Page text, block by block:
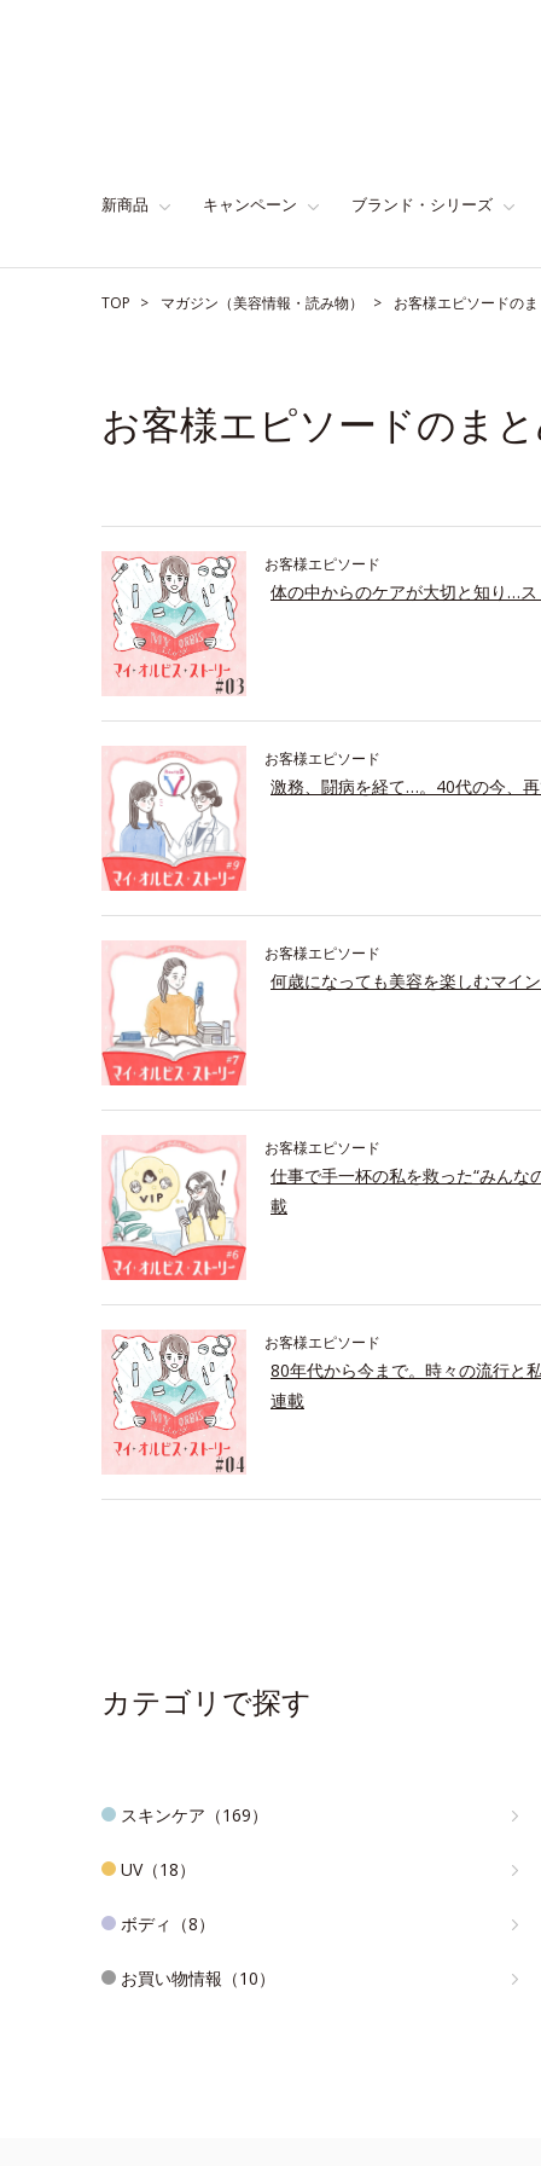
新商品 キャンペーン ブランド・シリーズ
TOP マガジン（美容情報・読み物） お客様エピソードの
お客様エピソードのま
お客様エピソード
体の中からのケアが大切と知り…
お客様エピソード
激務、闘病を経て…。40代の今、
お客様エピソード
何歳になっても美容を楽しむマイ
お客様エピソード
仕事で手一杯の私を救った“みんな
載
お客様エピソード
80年代から今まで。時々の流行と
連載
カテゴリで探す
スキンケア（169）
UV（18）
ボディ（8）
お買い物情報（10）